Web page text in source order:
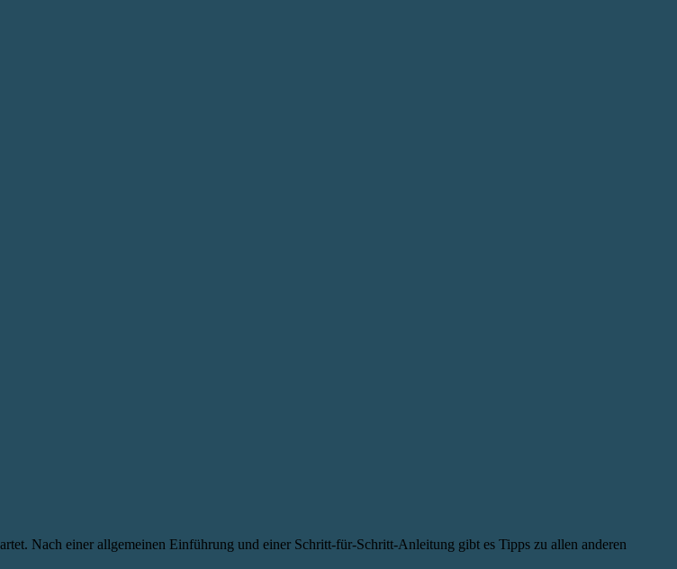
Nach einer allgemeinen Einführung und einer Schritt-für-Schritt-Anleitung gibt es Tipps zu allen anderen